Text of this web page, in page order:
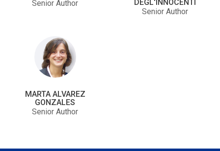
Senior Author
DEGL'INNOCENTI
Senior Author
MARTA ALVAREZ
GONZALES
Senior Author